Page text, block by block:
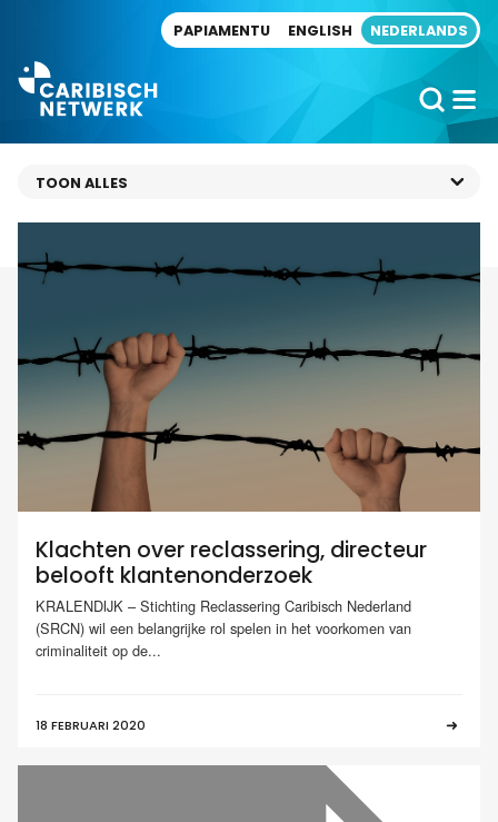
PAPIAMENTU ENGLISH NEDERLANDS
Klachten over reclassering, directeur
belooft klantenonderzoek
KRALENDIJK – Stichting Reclassering Caribisch Nederland
(SRCN) wil een belangrijke rol spelen in het voorkomen van
criminaliteit op de...
18 FEBRUARI 2020